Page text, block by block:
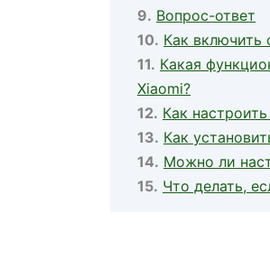
Вопрос-ответ
Как включить
Какая
Xiaomi?
Как
Как
Можно ли
Что делать,